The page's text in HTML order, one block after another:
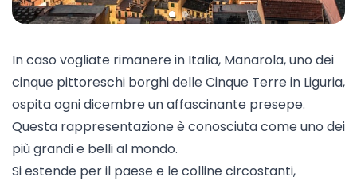
In caso vogliate rimanere in Italia, Manarola, uno dei
cinque pittoreschi borghi delle Cinque Terre in Liguria,
ospita ogni dicembre un affascinante presepe.
Questa rappresentazione è conosciuta come uno dei
più grandi e belli al mondo.
Si estende per il paese e le colline circostanti,